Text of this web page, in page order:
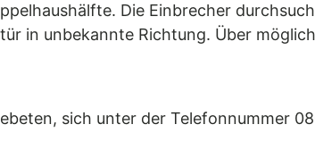
Die Einbrecher
in unbekannte Richtung. Über
sich unter der Telefonnummer